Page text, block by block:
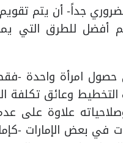
جداً- أن يتم تقويم
أفضل للطرق التي
امرأة واحدة -
التخطيط وعائق تكلفة
علاوة على
في بعض الإمارات -